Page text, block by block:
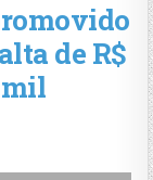
de R$
mil